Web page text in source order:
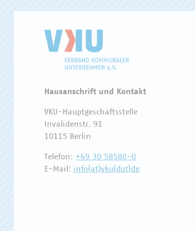
Hausanschrift und Kontakt
VKU-Hauptgeschäftsstelle
Invalidenstr. 91
10115 Berlin
Telefon: +49 30 58580-0
E-Mail: info(at)vku(dot)de